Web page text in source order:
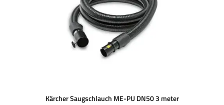
Kärcher Saugschlauch ME-PU DN50 3 meter